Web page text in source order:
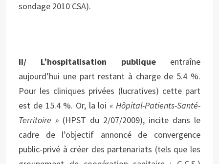
sondage 2010 CSA).
II/ L’hospitalisation publique entraîne
aujourd’hui une part restant à charge de 5.4 %.
Pour les cliniques privées (lucratives) cette part
est de 15.4 %. Or, la loi « Hôpital-Patients-Santé-
Territoire » (HPST du 2/07/2009), incite dans le
cadre de l’objectif annoncé de convergence
public-privé à créer des partenariats (tels que les